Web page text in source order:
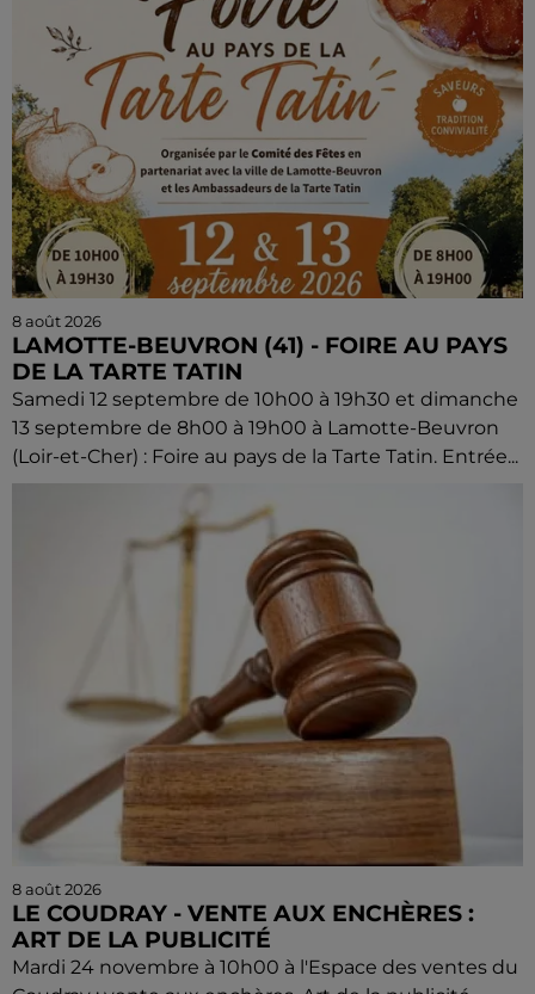
8 août 2026
LAMOTTE-BEUVRON (41) - FOIRE AU PAYS
DE LA TARTE TATIN
Samedi 12 septembre de 10h00 à 19h30 et dimanche
13 septembre de 8h00 à 19h00 à Lamotte-Beuvron
(Loir-et-Cher) : Foire au pays de la Tarte Tatin. Entrée...
8 août 2026
LE COUDRAY - VENTE AUX ENCHÈRES :
ART DE LA PUBLICITÉ
Mardi 24 novembre à 10h00 à l'Espace des ventes du